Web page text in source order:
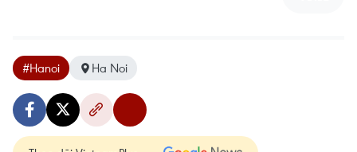
#Hanoi Ha Noi